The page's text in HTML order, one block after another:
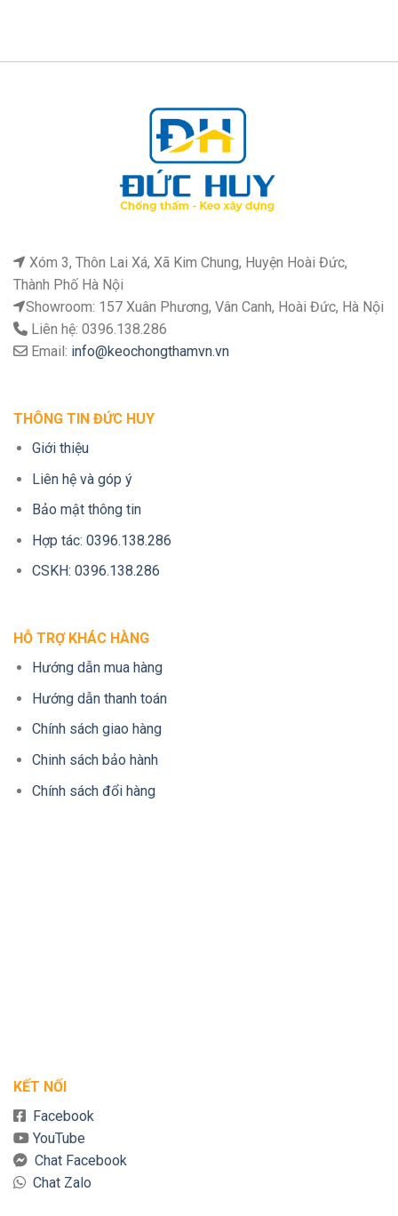
Xóm 3, Thôn Lai Xá, Xã Kim Chung, Huyện Hoài Đức,
Thành Phố Hà Nội
Showroom: 157 Xuân Phương, Vân Canh, Hoài Đức, Hà Nội
Liên hệ: 0396.138.286
Email: info@keochongthamvn.vn
THÔNG TIN ĐỨC HUY
Giới thiệu
Liên hệ và góp ý
Bảo mật thông tin
Hợp tác: 0396.138.286
CSKH: 0396.138.286
HỖ TRỢ KHÁC HÀNG
Hướng dẫn mua hàng
Hướng dẫn thanh toán
Chính sách giao hàng
Chinh sách bảo hành
Chính sách đổi hàng
KẾT NỐI
Facebook
YouTube
Chat Facebook
Chat Zalo